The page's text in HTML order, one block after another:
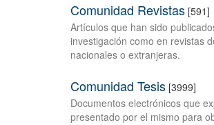
Comunidad Revistas [591]
Artículos que han sido
investigación como en revistas
nacionales o extranjeras.
Comunidad Tesis [3999]
Documentos electrónicos que
presentado por el mismo para